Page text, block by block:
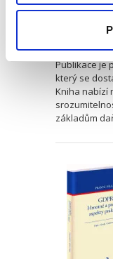
Ondřej
590,00 Kč
Publikace je
který se
Kniha nabízí
základům